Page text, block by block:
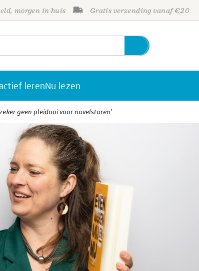
morgen in huis Gratis verzending vanaf €20
lerenNu lezen
zeker geen pleidooi voor navelstaren’
Personen